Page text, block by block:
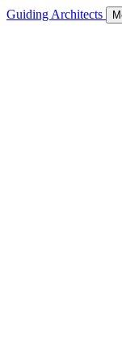
Guiding Architects